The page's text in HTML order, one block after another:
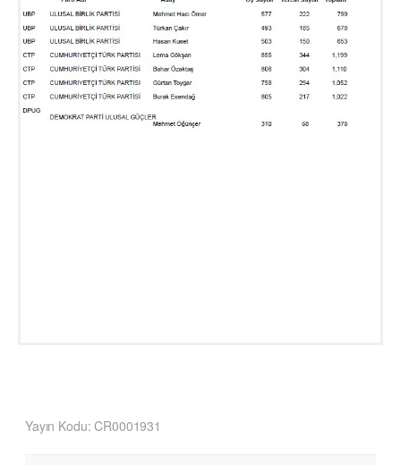
Yayın Kodu: CR0001931